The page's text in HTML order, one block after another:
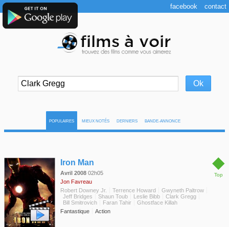
POPULAIRES MIEUX NOTÉS DERNIERS BANDE-ANNONCE
◆
Top
Iron Man
Avril 2008 02h05
Jon Favreau
Robert Downey Jr.
Terrence Howard
Gwyneth Paltrow
Jeff Bridges
Shaun Toub Leslie Bibb
Clark Gregg
Bill Smitrovich
Faran Tahir
Ghostface Killah
Fantastique
Action
facebook contact